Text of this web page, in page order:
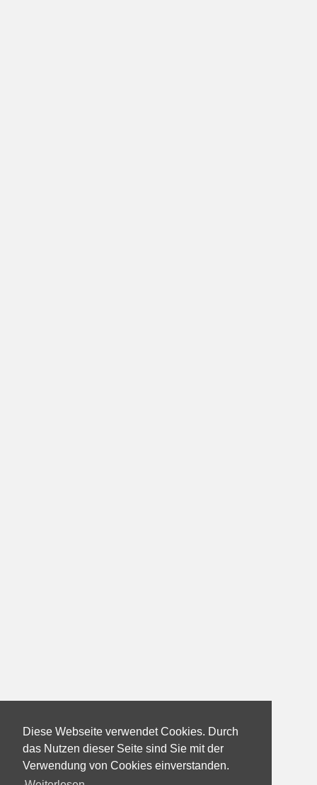
Diese Webseite verwendet Cookies. Durch
das Nutzen dieser Seite sind Sie mit der
Verwendung von Cookies einverstanden.